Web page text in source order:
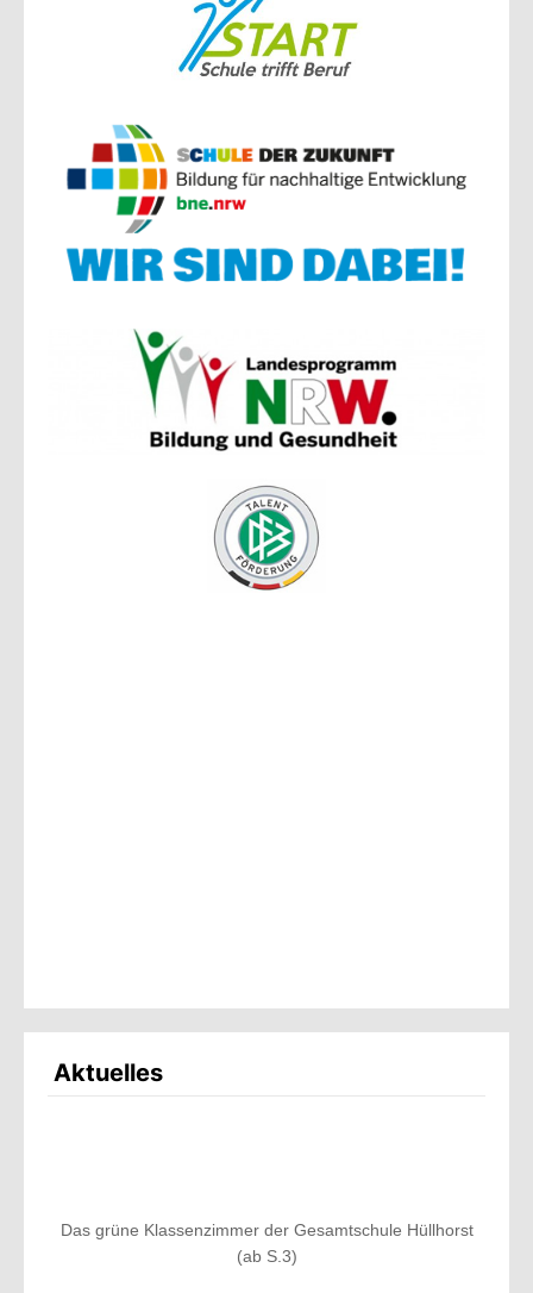
Aktuelles
Das grüne Klassenzimmer der Gesamtschule Hüllhorst
(ab S.3)